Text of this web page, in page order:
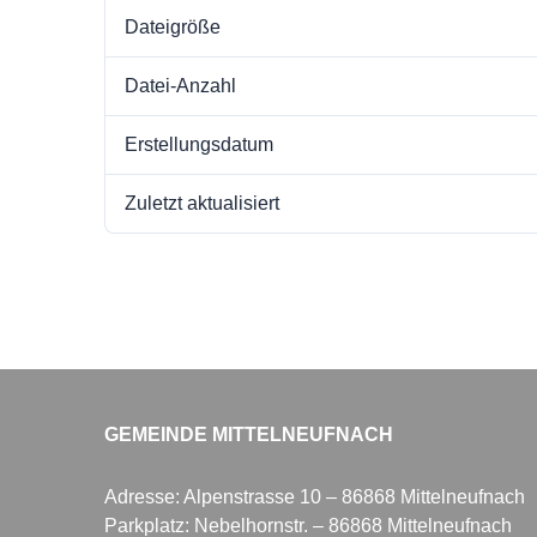
Dateigröße
Datei-Anzahl
Erstellungsdatum
Zuletzt aktualisiert
GEMEINDE MITTELNEUFNACH
Adresse: Alpenstrasse 10 – 86868 Mittelneufnach
Parkplatz: Nebelhornstr. – 86868 Mittelneufnach